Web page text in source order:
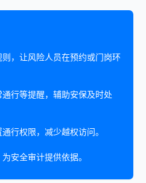
，让风险人员在预约或门岗环
行等提醒，辅助安保及时处
行权限，减少越权访问。
安全审计提供依据。